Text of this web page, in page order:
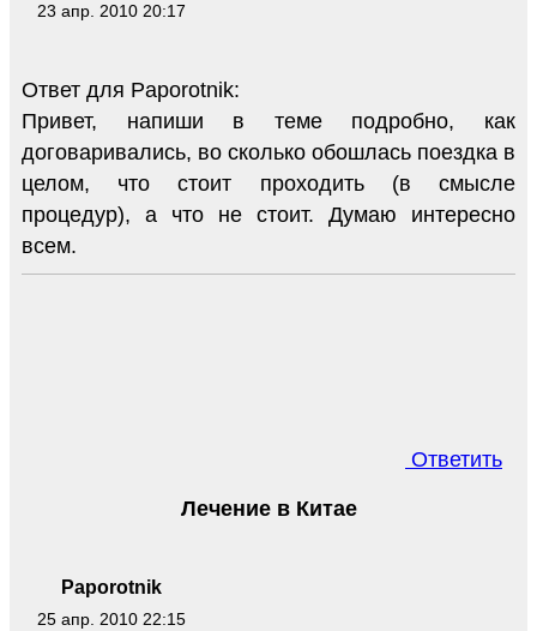
23 апр. 2010 20:17
Ответ для Paporotnik:
Привет, напиши в теме подробно, как
договаривались, во сколько обошлась поездка в
целом, что стоит проходить (в смысле
процедур), а что не стоит. Думаю интересно
всем.
Ответить
Paporotnik
25 апр. 2010 22:15
Лечение в Китае